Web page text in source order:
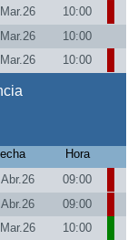
10:00
10:00
10:00
Hora
09:00
09:00
10:00